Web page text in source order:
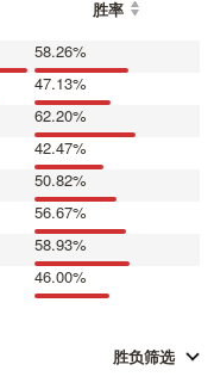
胜率
58.26%
47.13%
62.20%
42.47%
50.82%
56.67%
58.93%
46.00%
胜负筛选